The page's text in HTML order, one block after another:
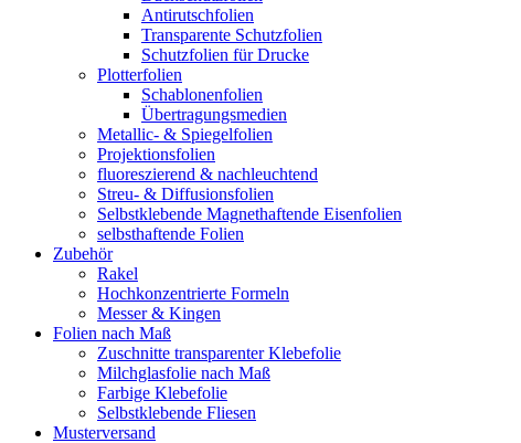
Antirutschfolien
Transparente Schutzfolien
Schutzfolien für Drucke
Plotterfolien
Schablonenfolien
Übertragungsmedien
Metallic- & Spiegelfolien
Projektionsfolien
fluoreszierend & nachleuchtend
Streu- & Diffusionsfolien
Selbstklebende Magnethaftende Eisenfolien
selbsthaftende Folien
Zubehör
Rakel
Hochkonzentrierte Formeln
Messer & Kingen
Folien nach Maß
Zuschnitte transparenter Klebefolie
Milchglasfolie nach Maß
Farbige Klebefolie
Selbstklebende Fliesen
Musterversand